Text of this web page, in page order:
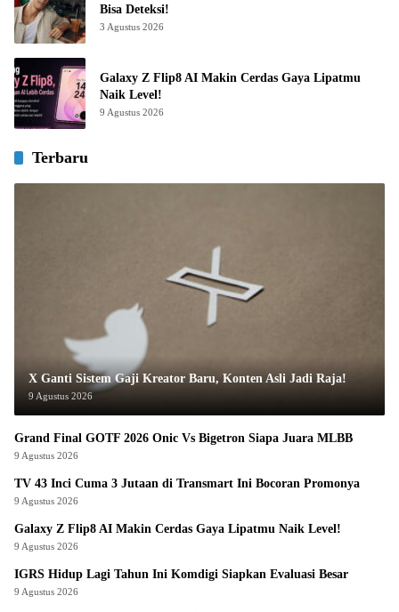
Bisa Deteksi!
3 Agustus 2026
Galaxy Z Flip8 AI Makin Cerdas Gaya Lipatmu
Naik Level!
9 Agustus 2026
Terbaru
X Ganti Sistem Gaji Kreator Baru, Konten Asli Jadi Raja!
9 Agustus 2026
Grand Final GOTF 2026 Onic Vs Bigetron Siapa Juara MLBB
9 Agustus 2026
TV 43 Inci Cuma 3 Jutaan di Transmart Ini Bocoran Promonya
9 Agustus 2026
Galaxy Z Flip8 AI Makin Cerdas Gaya Lipatmu Naik Level!
9 Agustus 2026
IGRS Hidup Lagi Tahun Ini Komdigi Siapkan Evaluasi Besar
9 Agustus 2026